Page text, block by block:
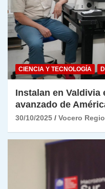
CIENCIA Y TECNOLOGÍA
Instalan en
avanzado de
30/10/2025 Vocero